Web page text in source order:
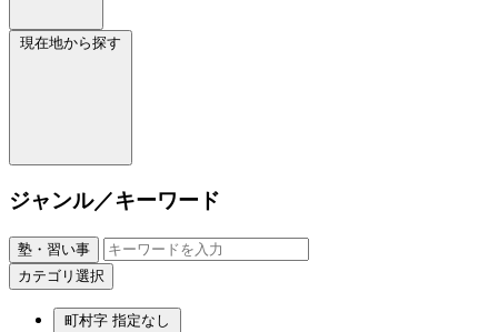
現在地から探す
ジャンル／キーワード
塾・習い事
カテゴリ選択
町村字 指定なし